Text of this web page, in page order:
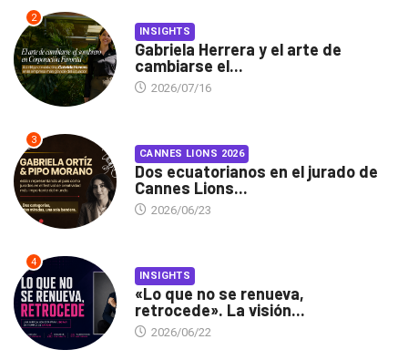
2
INSIGHTS
Gabriela Herrera y el arte de
cambiarse el...
2026/07/16
3
CANNES LIONS 2026
Dos ecuatorianos en el jurado de
Cannes Lions...
2026/06/23
4
INSIGHTS
«Lo que no se renueva,
retrocede». La visión...
2026/06/22